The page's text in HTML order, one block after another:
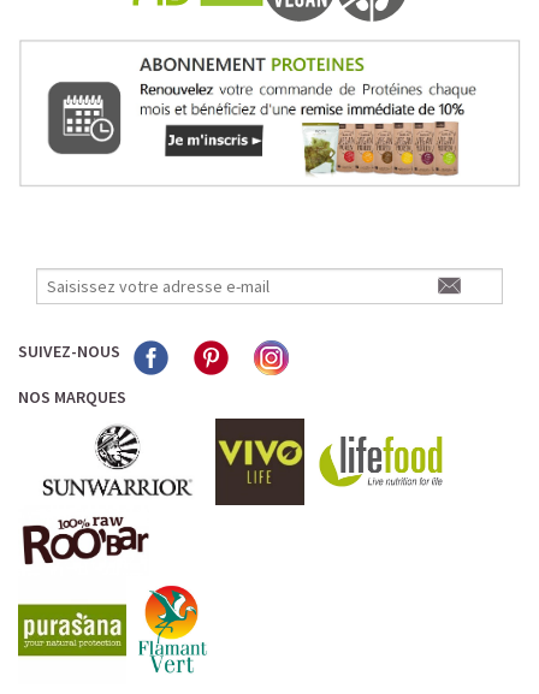
SUIVEZ-NOUS
NOS MARQUES